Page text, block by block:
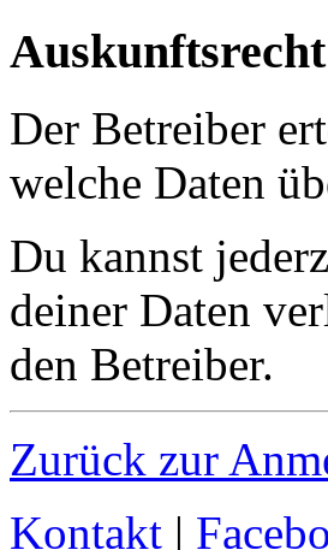
Auskunftsrecht
Der Betreiber
welche Daten
Du kannst
deiner Daten
den Betreiber.
Zurück zur
Kontakt |